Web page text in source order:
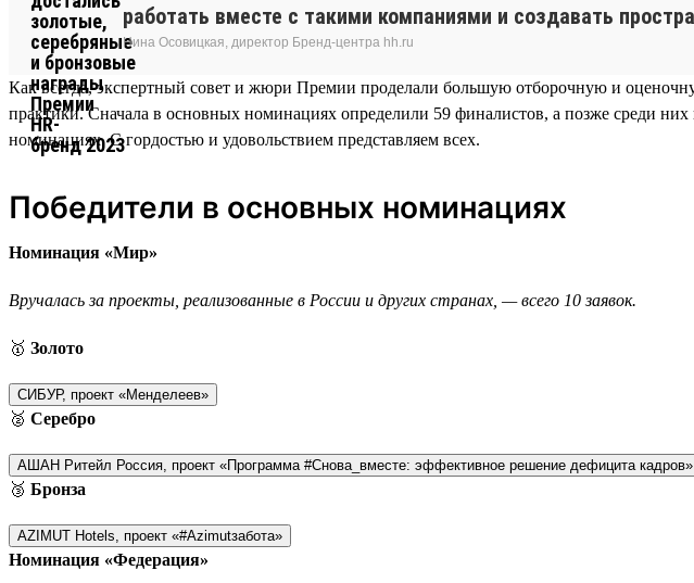
работать вместе с такими компаниями и создавать
Нина Осовицкая, директор Бренд-центра hh.ru
Как всегда, экспертный совет и жюри Премии проделали большую отборочную и
практики. Сначала в основных номинациях определили 59 финалистов, а позже среди
номинациях. С гордостью и удовольствием представляем всех.
Победители в основных номинациях
Номинация «Мир»
Вручалась за проекты, реализованные в России и других странах, — всего 10 заявок.
🥇 Золото
СИБУР, проект «Менделеев»
🥈 Серебро
АШАН Ритейл Россия, проект «Программа #Снова_вместе: эффективное решение дефицита кадров»
🥉 Бронза
AZIMUT Hotels, проект «#Azimutзабота»
Номинация «Федерация»